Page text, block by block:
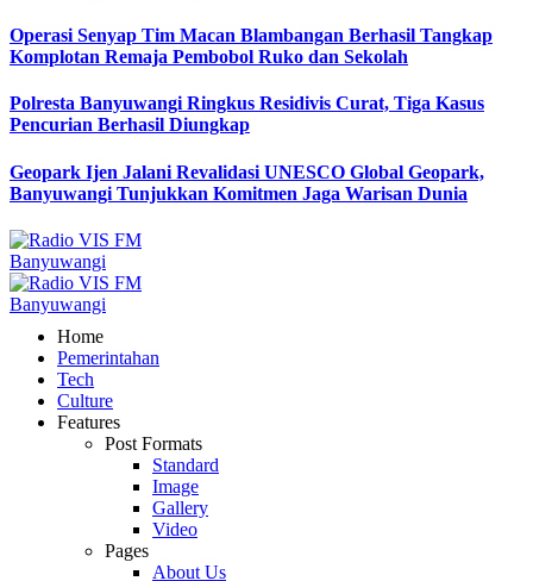
Operasi Senyap Tim Macan Blambangan Berhasil Tangkap
Komplotan Remaja Pembobol Ruko dan Sekolah
Polresta Banyuwangi Ringkus Residivis Curat, Tiga Kasus
Pencurian Berhasil Diungkap
Geopark Ijen Jalani Revalidasi UNESCO Global Geopark,
Banyuwangi Tunjukkan Komitmen Jaga Warisan Dunia
Home
Pemerintahan
Tech
Culture
Features
Post Formats
Standard
Image
Gallery
Video
Pages
About Us